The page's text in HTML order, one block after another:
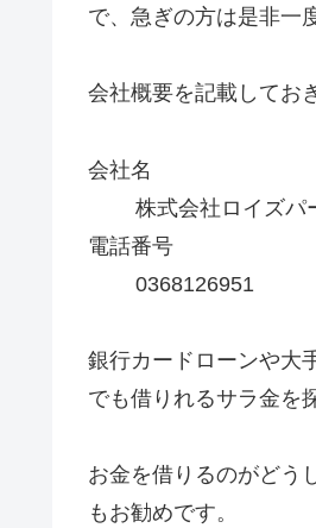
で、急ぎの方は是非一
会社概要を記載してお
会社名
株式会社ロイズパ
電話番号
0368126951
銀行カードローンや大
でも借りれるサラ金を
お金を借りるのがどう
もお勧めです。